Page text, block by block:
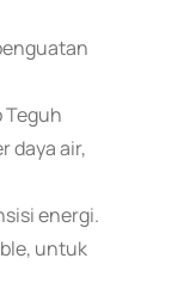
Teguh
daya air,
energi.
untuk